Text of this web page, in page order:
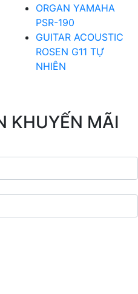
ORGAN YAMAHA
PSR-190
GUITAR ACOUSTIC
ROSEN G11 TỰ
NHIÊN
KHUYẾN MÃI